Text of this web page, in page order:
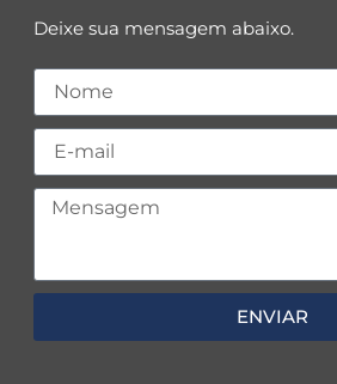
Deixe sua mensagem abaixo.
ENVIAR